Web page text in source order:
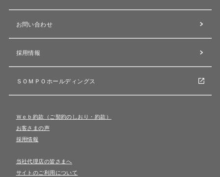
お問い合わせ
採用情報
ＳＯＭＰＯホールディングス
Ｗｅｂ約款（ご契約のしおり・約款）
お客さまの声
採用情報
当社代理店の皆さまへ
サイトのご利用について